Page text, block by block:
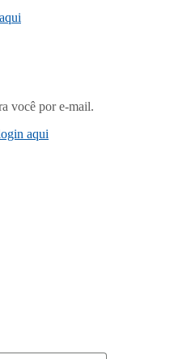
você por e-mail.
aqui